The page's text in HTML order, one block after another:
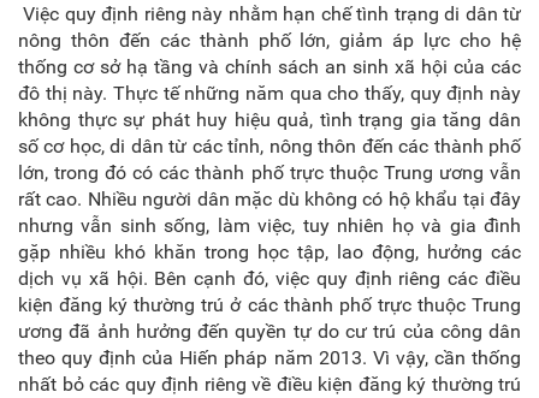
Việc quy định riêng này nhằm hạn chế tình trạng di dân từ
nông thôn đến các thành phố lớn, giảm áp lực cho hệ
thống cơ sở hạ tầng và chính sách an sinh xã hội của các
đô thị này. Thực tế những năm qua cho thấy, quy định này
không thực sự phát huy hiệu quả, tình trạng gia tăng dân
số cơ học, di dân từ các tỉnh, nông thôn đến các thành phố
lớn, trong đó có các thành phố trực thuộc Trung ương vẫn
rất cao. Nhiều người dân mặc dù không có hộ khẩu tại đây
nhưng vẫn sinh sống, làm việc, tuy nhiên họ và gia đình
gặp nhiều khó khăn trong học tập, lao động, hưởng các
dịch vụ xã hội. Bên cạnh đó, việc quy định riêng các điều
kiện đăng ký thường trú ở các thành phố trực thuộc Trung
ương đã ảnh hưởng đến quyền tự do cư trú của công dân
theo quy định của Hiến pháp năm 2013. Vì vậy, cần thống
nhất bỏ các quy định riêng về điều kiện đăng ký thường trú